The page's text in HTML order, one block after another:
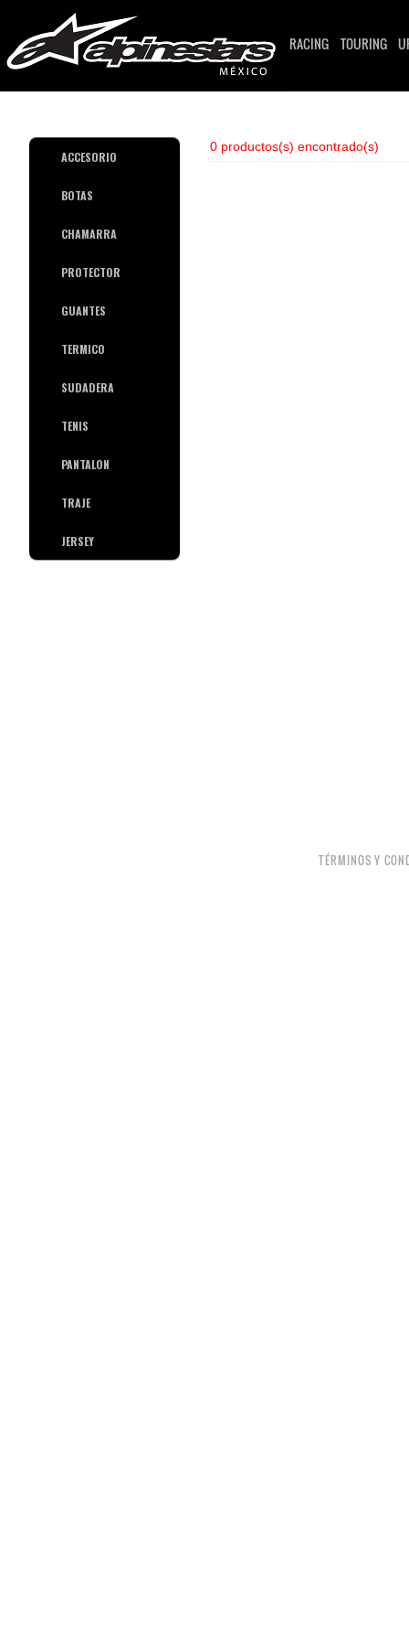
RACING TOURING
ACCESORIO
BOTAS
CHAMARRA
PROTECTOR
GUANTES
TERMICO
SUDADERA
TENIS
PANTALON
TRAJE
JERSEY
0 productos(s) encontrado(s)
TÉRMINOS Y